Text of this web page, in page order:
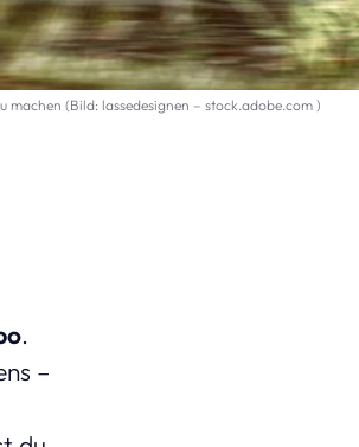
machen (Bild: lassedesignen – stock.adobe.com )
.
–